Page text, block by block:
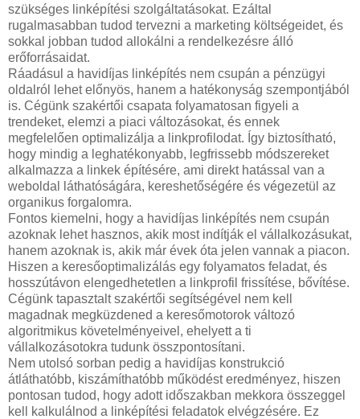
szükséges linképítési szolgáltatásokat. Ezáltal
rugalmasabban tudod tervezni a marketing költségeidet, és
sokkal jobban tudod allokálni a rendelkezésre álló
erőforrásaidat.
Ráadásul a havidíjas linképítés nem csupán a pénzügyi
oldalról lehet előnyös, hanem a hatékonyság szempontjából
is. Cégünk szakértői csapata folyamatosan figyeli a
trendeket, elemzi a piaci változásokat, és ennek
megfelelően optimalizálja a linkprofilodat. Így biztosítható,
hogy mindig a leghatékonyabb, legfrissebb módszereket
alkalmazza a linkek építésére, ami direkt hatással van a
weboldal láthatóságára, kereshetőségére és végezetül az
organikus forgalomra.
Fontos kiemelni, hogy a havidíjas linképítés nem csupán
azoknak lehet hasznos, akik most indítják el vállalkozásukat,
hanem azoknak is, akik már évek óta jelen vannak a piacon.
Hiszen a keresőoptimalizálás egy folyamatos feladat, és
hosszútávon elengedhetetlen a linkprofil frissítése, bővítése.
Cégünk tapasztalt szakértői segítségével nem kell
magadnak megküzdened a keresőmotorok változó
algoritmikus követelményeivel, ehelyett a ti
vállalkozásotokra tudunk összpontosítani.
Nem utolsó sorban pedig a havidíjas konstrukció
átláthatóbb, kiszámíthatóbb működést eredményez, hiszen
pontosan tudod, hogy adott időszakban mekkora összeggel
kell kalkulálnod a linképítési feladatok elvégzésére. Ez